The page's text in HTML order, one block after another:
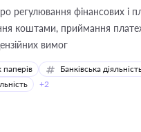
регулювання фінансових і
вимог
паперів
Банківська
+2